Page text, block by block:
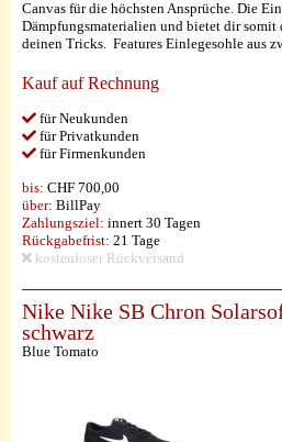
Canvas für die höchsten Ansprüche. Die
Dämpfungsmaterialien und bietet dir
deinen Tricks. Features Einlegesohle aus
Kauf auf Rechnung
für Neukunden
für Privatkunden
für Firmenkunden
bis: CHF 700,00
über: BillPay
Zahlungsziel: innert 30 Tagen
Rückgabefrist: 21 Tage
kostenloser Rückversand
Nike Nike SB Chron
schwarz
Blue Tomato